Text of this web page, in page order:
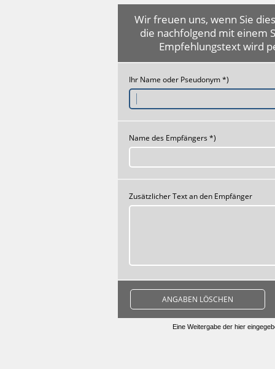
Wir freuen uns, wenn Sie
die nachfolgend mit einem
Empfehlungstext wird
Ihr Name oder Pseudonym *)
Name des Empfängers *)
Zusätzlicher Text an den Empfänger
ANGABEN LÖSCHEN
Eine Weitergabe der hier